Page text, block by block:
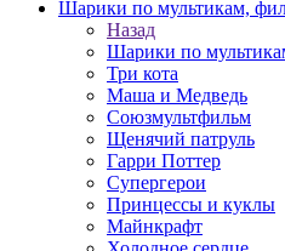
Шарики по мультикам,
Назад
Шарики по
Три кота
Маша и Медведь
Союзмультфильм
Щенячий патруль
Гарри Поттер
Супергерои
Принцессы и куклы
Майнкрафт